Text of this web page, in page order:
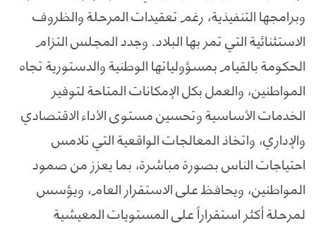
وبرامجها التنفيذية، رغم تعقيدات المرحلة والظروف
الاستثنائية التي تمر بها البلاد. وجدد المجلس التزام
الحكومة بالقيام بمسؤولياتها الوطنية والدستورية تجاه
المواطنين، والعمل بكل الإمكانات المتاحة لتوفير
الخدمات الأساسية وتحسين مستوى الأداء الاقتصادي
والإداري، واتخاذ المعالجات الواقعية التي تلامس
احتياجات الناس بصورة مباشرة، بما يعزز من صمود
المواطنين، ويحافظ على الاستقرار العام، ويؤسس
لمرحلة أكثر استقراراً على المستويات المعيشية